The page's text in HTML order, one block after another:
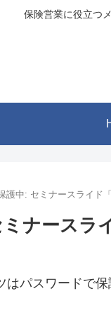
保険営業に役立つ
護中: セミナースライド
ナースラ
はパスワードで